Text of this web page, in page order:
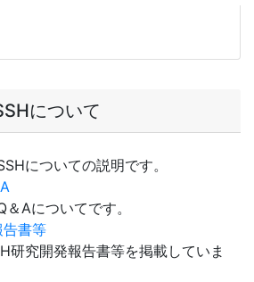
について
ついての説明です。
についてです。
告書等
開発報告書等を掲載していま